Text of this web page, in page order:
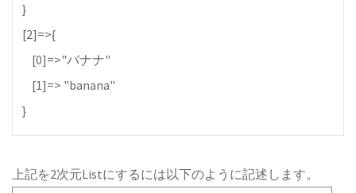
}
[2]=>{
[0]=>"バナナ"
[1]=> "banana"
}
上記を2次元Listにするには以下のように記述します。